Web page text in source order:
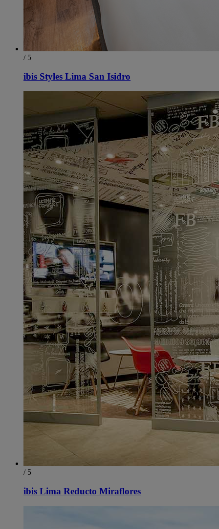
/ 5
ibis Styles Lima San Isidro
/ 5
ibis Lima Reducto Miraflores